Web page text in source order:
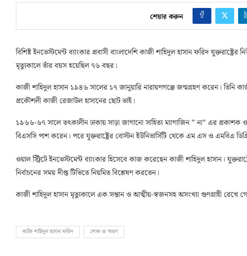
শেয়ার করুন
বিশিষ্ট ইনভেস্টমেন্ট ব্যাংকার প্রবাসী বাংলাদেশি কাজী শাহিদুল হাসান ফরিদ
মৃত্যুকালে তাঁর বয়স হয়েছিল ৭৬ বছর।
কাজী শাহিদুল হাসান ১৯৪৬ সালের ১৭ জানুয়ারি নারায়ণগঞ্জে জন্মগ্রহণ করেন। তিনি
প্রকৌশলী কাজী রেজাউল হাসানের ছোট ভাই।
১৯৬৬-৬৭ সালে তৎকালীন ঢাকায় সাড়া জাগানো সাহিত্য ম্যাগাজিন ” না” এর
বিএসসি পাশ করেন। পরে যুক্তরাষ্ট্রের বোস্টন ইউনিভার্সিটি থেকে এম এস ও এমবিএ
ওয়াল স্ট্রিটে ইনভেস্টমেন্ট ব্যাংকার হিসেবে কাজ করেছেন কাজী শাহিদুল হাসান।
নির্বাচনের সময় দীপ্ত টিভিতে নিয়মিত বিশ্লেষণ করতেন।
কাজী শাহিদুল হাসান মৃত্যুকালে এক সন্তান ও আত্মীয়-স্বজনসহ অসংখ্যা গুণগ্রাহী রেখে
কাজি শাহিদুল হাসান ফরিদ শোক ও স্মরণ